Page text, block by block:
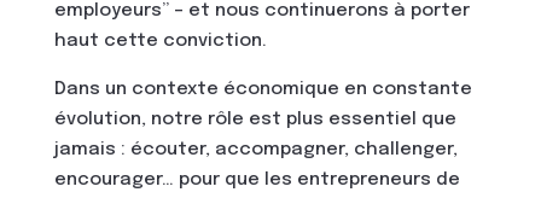
employeurs” – et nous continuerons à porter
haut cette conviction.
Dans un contexte économique en constante
évolution, notre rôle est plus essentiel que
jamais : écouter, accompagner, challenger,
encourager… pour que les entrepreneurs de